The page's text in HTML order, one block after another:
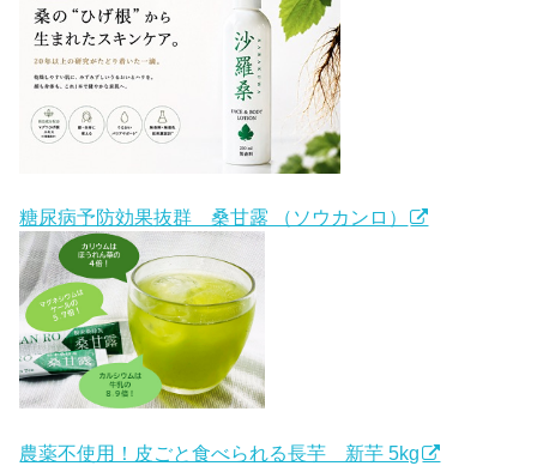
糖尿病予防効果抜群 桑甘露 （ソウカンロ）
農薬不使用！皮ごと食べられる長芋 新芋 5kg